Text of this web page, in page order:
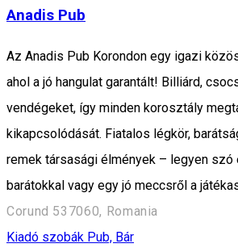
Anadis Pub
Az Anadis Pub Korondon egy igazi
ahol a jó hangulat garantált! Billiárd,
vendégeket, így minden korosztály
kikapcsolódását. Fiatalos légkör,
remek társasági élmények – legyen szó
barátokkal vagy egy jó meccsről a
Corund 537060, Romania
Kiadó szobák Pub, Bár